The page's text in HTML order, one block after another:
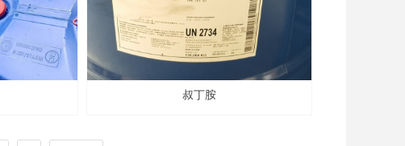
叔丁胺